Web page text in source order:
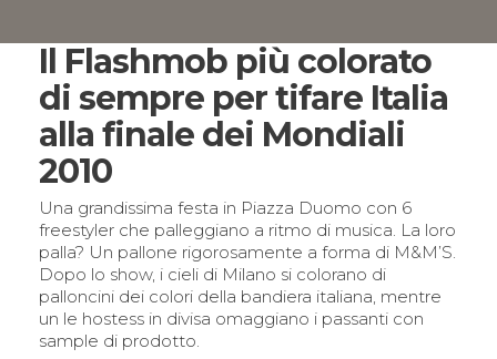
Il Flashmob più colorato
di sempre per tifare Italia
alla finale dei Mondiali
2010
Una grandissima festa in Piazza Duomo con 6
freestyler che palleggiano a ritmo di musica. La loro
palla? Un pallone rigorosamente a forma di M&M’S.
Dopo lo show, i cieli di Milano si colorano di
palloncini dei colori della bandiera italiana, mentre
un le hostess in divisa omaggiano i passanti con
sample di prodotto.